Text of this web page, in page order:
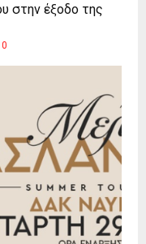
στην έξοδο της
0